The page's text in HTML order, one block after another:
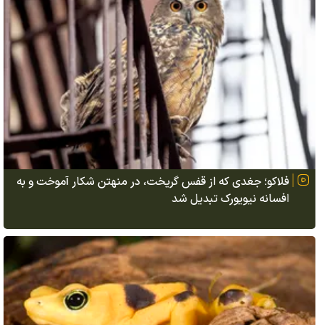
فلاکو؛ جغدی که از قفس گریخت، در منهتن شکار آموخت و به
افسانه نیویورک تبدیل شد